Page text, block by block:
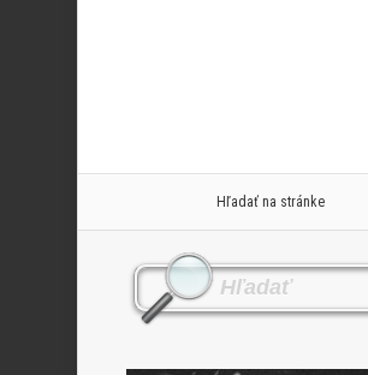
Hľadať na stránke